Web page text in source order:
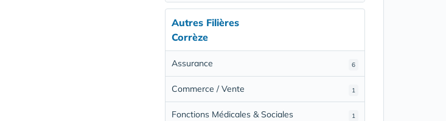
Autres Filières
Corrèze
6
Assurance
1
Commerce / Vente
1
Fonctions Médicales & Sociales